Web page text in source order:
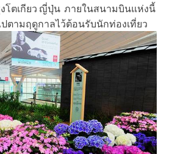
งโตเกียว ญี่ปุ่น ภายในสนามบินแห่งนี้
ตามฤดูกาลไว้ต้อนรับนักท่องเที่ยว